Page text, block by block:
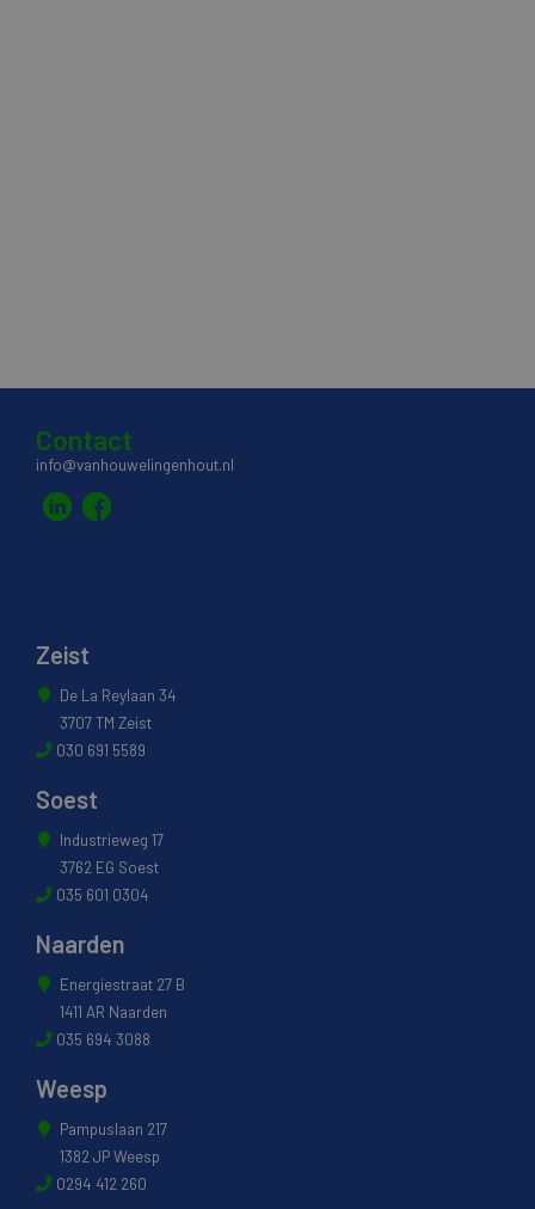
Contact
info@vanhouwelingenhout.nl
Zeist
De La Reylaan 34
3707 TM Zeist
030 691 5589
Soest
Industrieweg 17
3762 EG Soest
035 601 0304
Naarden
Energiestraat 27 B
1411 AR Naarden
035 694 3088
Weesp
Pampuslaan 217
1382 JP Weesp
0294 412 260